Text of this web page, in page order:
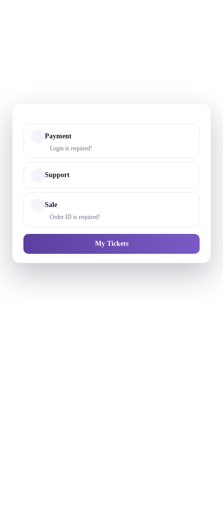
Payment
Login is required!
Support
Sale
Order ID is required!
My Tickets